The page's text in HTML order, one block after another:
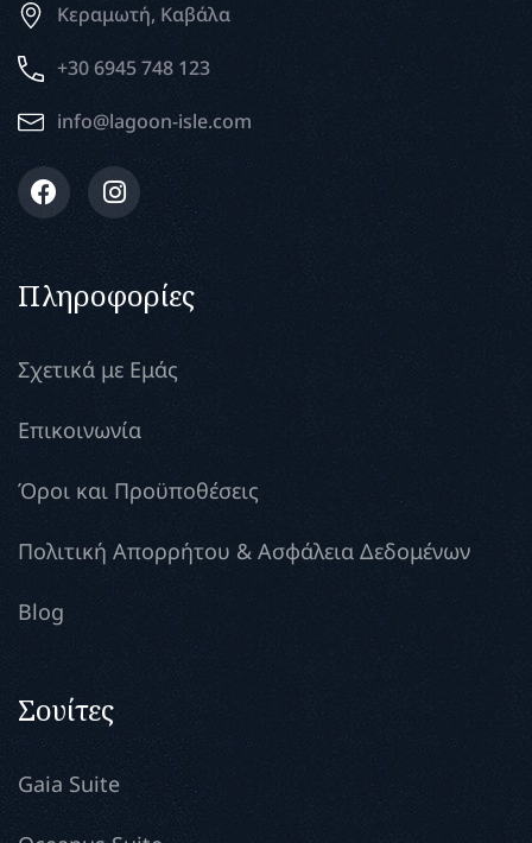
Κεραμωτή, Καβάλα
+30 6945 748 123
info@lagoon-isle.com
Πληροφορίες
Σχετικά με Εμάς
Επικοινωνία
Όροι και Προϋποθέσεις
Πολιτική Απορρήτου & Ασφάλεια Δεδομένων
Blog
Σουίτες
Gaia Suite